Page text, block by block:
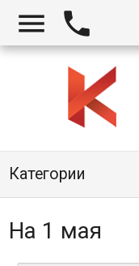
 
Категории
На 1 мая